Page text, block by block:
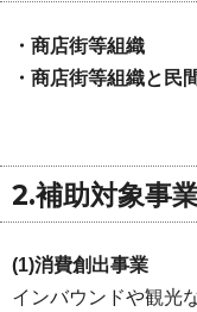
・商店街等組織
・商店街等組織と民
2.補助対象事
(1)消費創出事業
インバウンドや観光